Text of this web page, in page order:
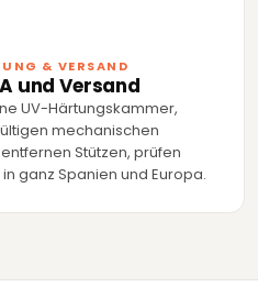
& VERSAND
und Versand
UV-Härtungskammer,
mechanischen
Stützen, prüfen
ganz Spanien und Europa.